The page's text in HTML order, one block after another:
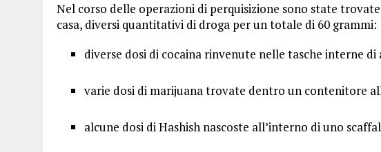
Nel corso delle operazioni di perquisizione sono state
casa, diversi quantitativi di droga per un totale di 60 grammi:
diverse dosi di cocaina rinvenute nelle tasche interne
varie dosi di marijuana trovate dentro un contenitore
alcune dosi di Hashish nascoste all’interno di uno